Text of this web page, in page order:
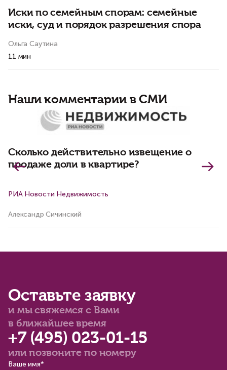
Иски по семейным спорам: семейные
иски, суд и порядок разрешения спора
Ольга Саутина
11 мин
Наши комментарии в СМИ
Сколько действительно извещение о
продаже доли в квартире?
РИА Новости Недвижимость
Александр Сичинский
Оставьте заявку
и мы свяжемся с Вами
в ближайшее время
+7 (495) 023-01-15
или позвоните по номеру
Ваше имя*